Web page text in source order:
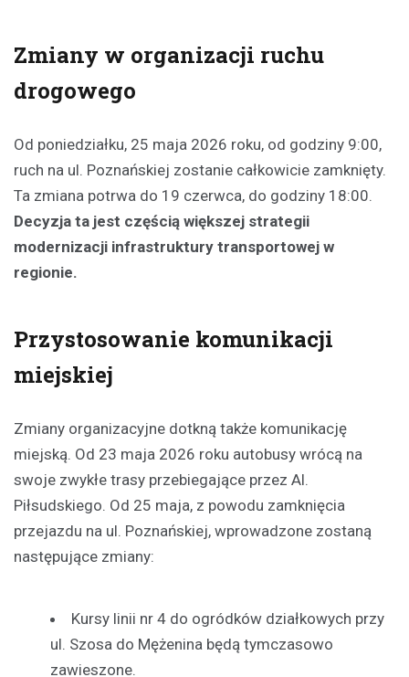
Zmiany w organizacji ruchu
drogowego
Od poniedziałku, 25 maja 2026 roku, od godziny 9:00,
ruch na ul. Poznańskiej zostanie całkowicie zamknięty.
Ta zmiana potrwa do 19 czerwca, do godziny 18:00.
Decyzja ta jest częścią większej strategii
modernizacji infrastruktury transportowej w
regionie.
Przystosowanie komunikacji
miejskiej
Zmiany organizacyjne dotkną także komunikację
miejską. Od 23 maja 2026 roku autobusy wrócą na
swoje zwykłe trasy przebiegające przez Al.
Piłsudskiego. Od 25 maja, z powodu zamknięcia
przejazdu na ul. Poznańskiej, wprowadzone zostaną
następujące zmiany:
Kursy linii nr 4 do ogródków działkowych przy
ul. Szosa do Mężenina będą tymczasowo
zawieszone.